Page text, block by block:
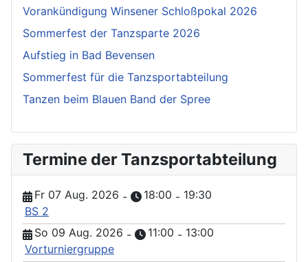
Vorankündigung Winsener Schloßpokal 2026
Sommerfest der Tanzsparte 2026
Aufstieg in Bad Bevensen
Sommerfest für die Tanzsportabteilung
Tanzen beim Blauen Band der Spree
Termine der Tanzsportabteilung
Fr 07 Aug. 2026 - 18:00 - 19:30
BS 2
So 09 Aug. 2026 - 11:00 - 13:00
Vorturniergruppe